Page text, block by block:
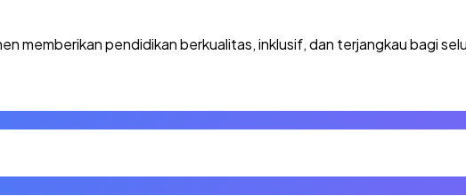
memberikan pendidikan berkualitas, inklusif, dan terjangkau bagi